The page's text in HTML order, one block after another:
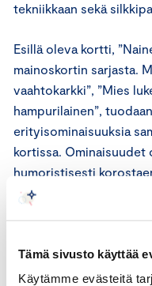
Tämä sivusto käyttää
Käytämme evästeitä
tekniikkaan sekä
Esillä oleva kortti,
mainoskortin sarjasta.
vaahtokarkki”, ”Mies
hampurilainen”,
erityisominaisuuksia
kortissa.
humoristisesti
Mainonnan